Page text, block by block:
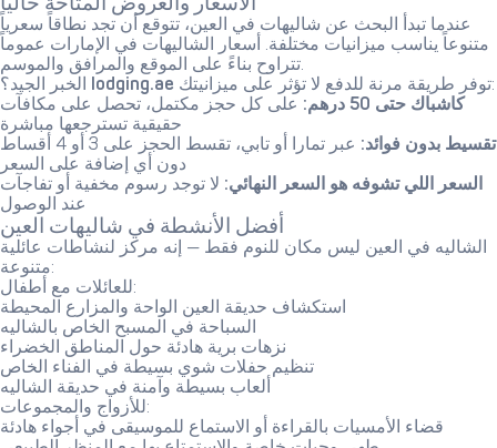
عندما تبدأ البحث عن شاليهات في العين، تتوقع أن تجد نطاقاً سعرياً
متنوعاً يناسب ميزانيات مختلفة. أسعار الشاليهات في الإمارات عموماً
تتراوح بناءً على الموقع والمرافق والموسم.
lodging.ae
توفر طريقة مرنة للدفع لا تؤثر على ميزانيتك:
كاشباك حتى 50 درهم:
على كل حجز مكتمل، تحصل على مكافآت
حقيقية تسترجعها مباشرة
تقسيط بدون فوائد:
عبر تمارا أو تابي، تقسط الحجز على 3 أو 4 أقساط
دون أي إضافة على السعر
السعر اللي تشوفه هو السعر النهائي: لا توجد رسوم مخفية أو تفاجآت
عند الوصول
أفضل الأنشطة في شاليهات العين
الشاليه في العين ليس مكان للنوم فقط — إنه مركز لنشاطات عائلية
متنوعة:
للعائلات مع أطفال:
استكشاف حديقة العين الواحة والمزارع المحيطة
السباحة في المسبح الخاص بالشاليه
نزهات برية هادئة حول المناطق الخضراء
تنظيم حفلات شوي بسيطة في الفناء الخاص
ألعاب بسيطة وآمنة في حديقة الشاليه
للأزواج والمجموعات:
قضاء الأمسيات بالقراءة أو الاستماع للموسيقى في أجواء هادئة